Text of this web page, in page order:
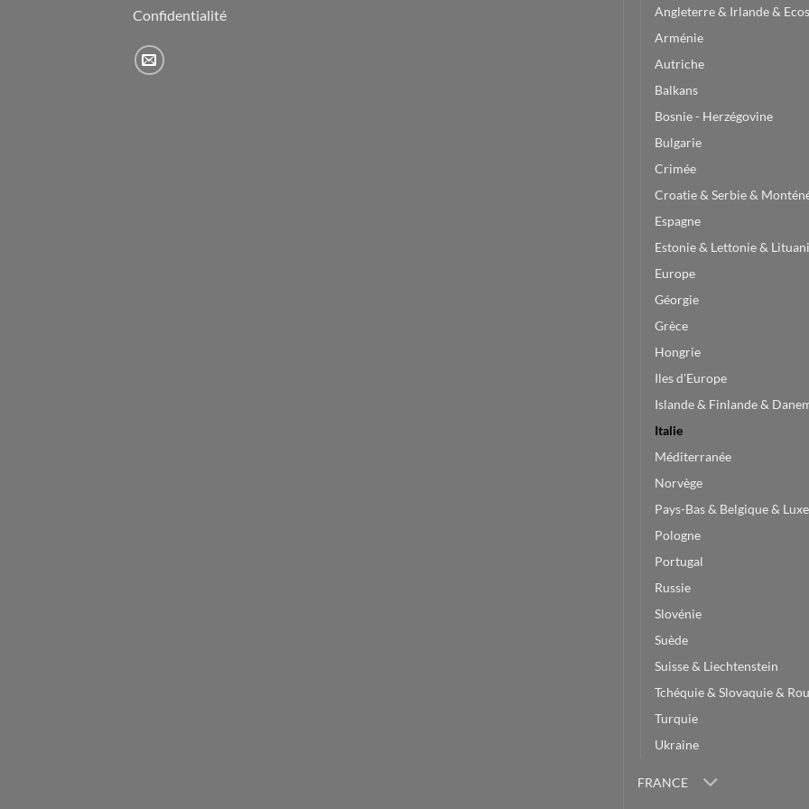
Confidentialité
Angleterre & Irlande &
Arménie
Autriche
Balkans
Bosnie - Herzégovine
Bulgarie
Crimée
Croatie & Serbie &
Espagne
Estonie & Lettonie &
Europe
Géorgie
Grèce
Hongrie
Iles d'Europe
Islande & Finlande &
Italie
Méditerranée
Norvège
Pays-Bas & Belgique &
Pologne
Portugal
Russie
Slovénie
Suède
Suisse & Liechtenstein
Tchéquie & Slovaquie &
Turquie
Ukraine
FRANCE